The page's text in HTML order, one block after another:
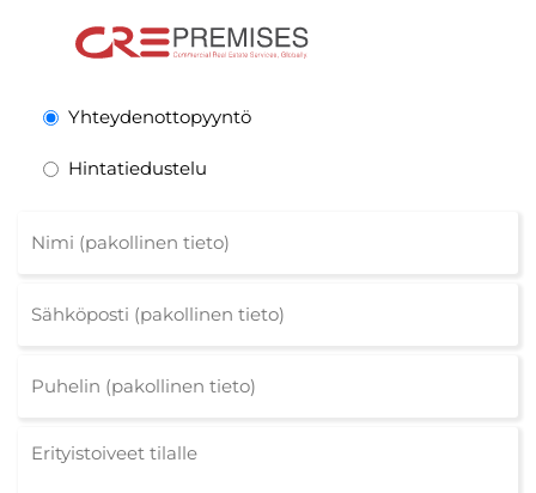
Yhteydenottopyyntö
Hintatiedustelu